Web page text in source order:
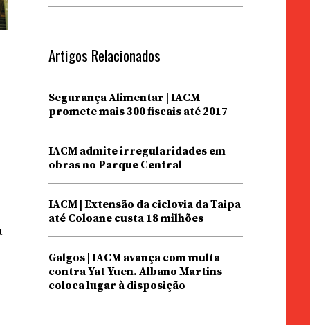
Artigos Relacionados
Segurança Alimentar | IACM
promete mais 300 fiscais até 2017
IACM admite irregularidades em
obras no Parque Central
IACM | Extensão da ciclovia da Taipa
até Coloane custa 18 milhões
Galgos | IACM avança com multa
contra Yat Yuen. Albano Martins
coloca lugar à disposição